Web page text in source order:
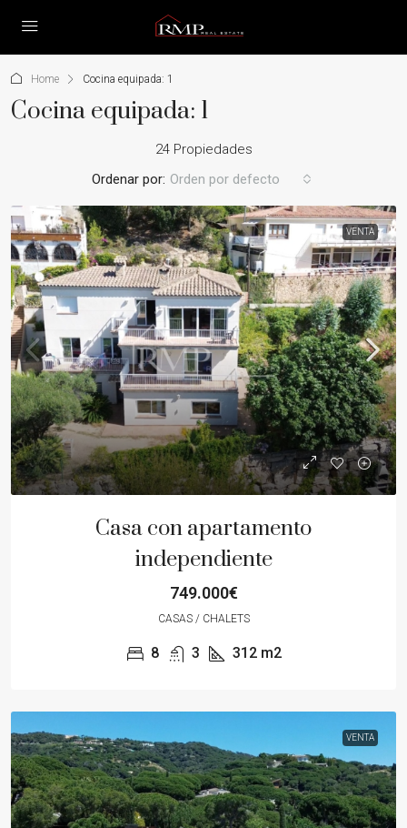
Home Cocina equipada: 1
Cocina equipada: 1
24 Propiedades
Ordenar por: Orden por defecto
VENTA
Casa con apartamento
independiente
749.000€
CASAS / CHALETS
8 3 312 m2
VENTA